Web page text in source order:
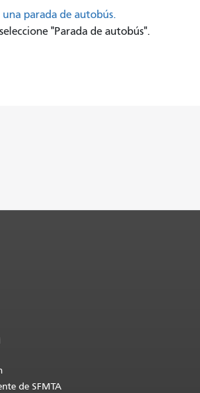
parada de autobús.
"Parada de autobús".
todas las
del
de SFMTA